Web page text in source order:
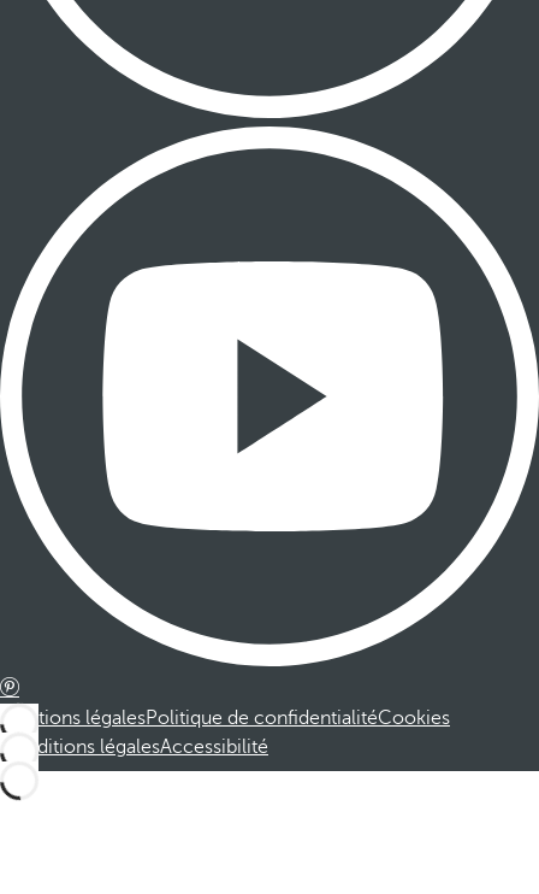
Mentions légalesPolitique de confidentialitéCookies
Conditions légalesAccessibilité